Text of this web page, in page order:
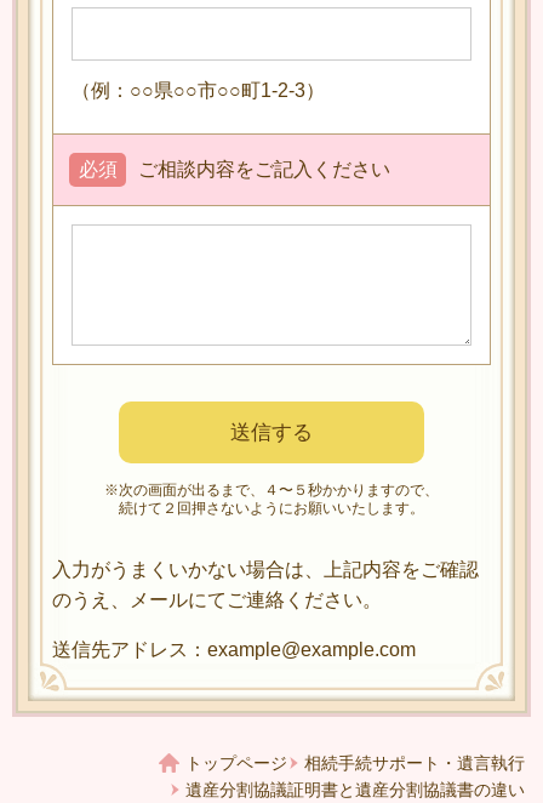
（例：○○県○○市○○町1-2-3）
ご相談内容をご記入ください
必須
※次の画面が出るまで、４〜５秒かかりますので、
続けて２回押さないようにお願いいたします。
入力がうまくいかない場合は、上記内容をご確認
のうえ、メールにてご連絡ください。
送信先アドレス：example@example.com
トップページ
相続手続サポート・遺言執行
遺産分割協議証明書と遺産分割協議書の違い